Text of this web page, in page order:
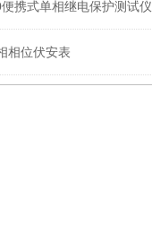
携式单相继电保护测试仪
相位伏安表